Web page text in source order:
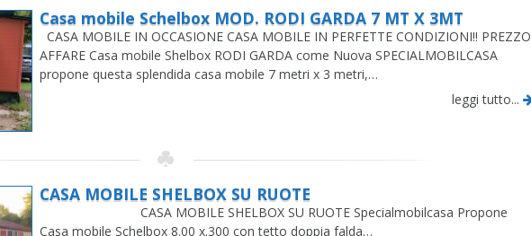
Casa mobile Schelbox MOD. RODI GARDA 7 MT X 3MT
CASA MOBILE IN OCCASIONE CASA MOBILE IN PERFETTE CONDIZIONI!! PREZZO
AFFARE Casa mobile Shelbox RODI GARDA come Nuova SPECIALMOBILCASA
propone questa splendida casa mobile 7 metri x 3 metri,…
leggi tutto...
CASA MOBILE SHELBOX SU RUOTE
CASA MOBILE SHELBOX SU RUOTE Specialmobilcasa Propone
Casa mobile Schelbox 8.00 x.300 con tetto doppia falda…